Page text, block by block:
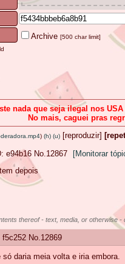
Archive [500 char limit]
nada que seja ilegal nos
No mais, caguei pras
) (h) (u) [reproduzir]
e94b16 No. 12867 [Monitorar
depois
thereof - text, media, or otherwise
f5c252 No. 12869
daria meia volta e iria embora.